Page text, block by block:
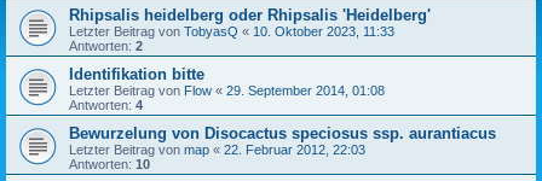
Rhipsalis heidelberg oder Rhipsalis 'Heidelberg'
Letzter Beitrag von TobyasQ « 10. Oktober 2023, 11:33
Antworten: 2
Identifikation bitte
Letzter Beitrag von Flow « 29. September 2014, 01:08
Antworten: 4
Bewurzelung von Disocactus speciosus ssp. aurantiacus
Letzter Beitrag von map « 22. Februar 2012, 22:03
Antworten: 10